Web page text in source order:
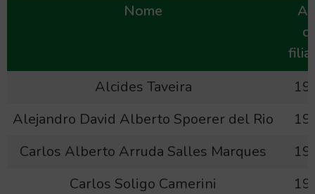
Nome
Alcides Taveira
Alejandro David Alberto Spoerer del Rio
Carlos Alberto Arruda Salles Marques
Carlos Soligo Camerini